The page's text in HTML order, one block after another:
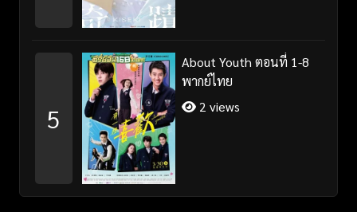
5
About Youth ตอนที่ 1-8
พากย์ไทย
2 views